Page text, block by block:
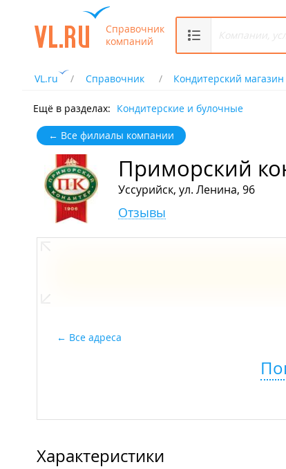
Справочник
компаний
VL.ru Справочник Кондитерский магазин
Ещё в разделах: Кондитерские и булочные
← Все филиалы компании
Приморский
Уссурийск, ул. Ленина, 96
Отзывы
Все адреса
Характеристики